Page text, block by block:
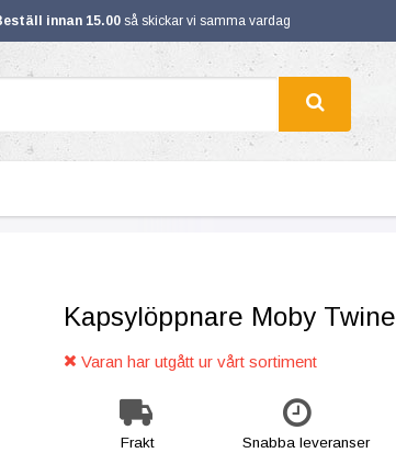
innan 15.00 så skickar vi samma vardag
Kapsylöppnare Moby Twine
Varan har utgått ur vårt sortiment
Frakt
Snabba leveranser